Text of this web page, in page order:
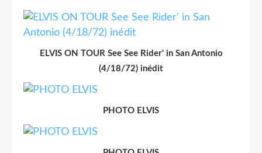
ELVIS ON TOUR See See Rider' in San Antonio
(4/18/72) inédit
PHOTO ELVIS